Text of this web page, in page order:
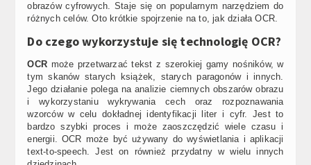
obrazów cyfrowych. Staje się on popularnym narzędziem do
różnych celów. Oto krótkie spojrzenie na to, jak działa OCR.
Do czego wykorzystuje się technologię OCR?
OCR może przetwarzać tekst z szerokiej gamy nośników, w
tym skanów starych książek, starych paragonów i innych.
Jego działanie polega na analizie ciemnych obszarów obrazu
i wykorzystaniu wykrywania cech oraz rozpoznawania
wzorców w celu dokładnej identyfikacji liter i cyfr. Jest to
bardzo szybki proces i może zaoszczędzić wiele czasu i
energii. OCR może być używany do wyświetlania i aplikacji
text-to-speech. Jest on również przydatny w wielu innych